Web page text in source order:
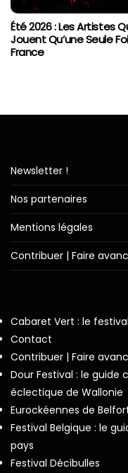
Été 2026 : Les Artistes
Jouent Qu’une Seule
France
Newsletter !
Nos partenaires
Mentions légales
Contribuer | Faire
Cabaret Vert : le
Contact
Contribuer | Faire
Dour Festival : le
éclectique de Wallonie
Eurockéennes de
Festival Belgique : le
pays
Festival Décibulles